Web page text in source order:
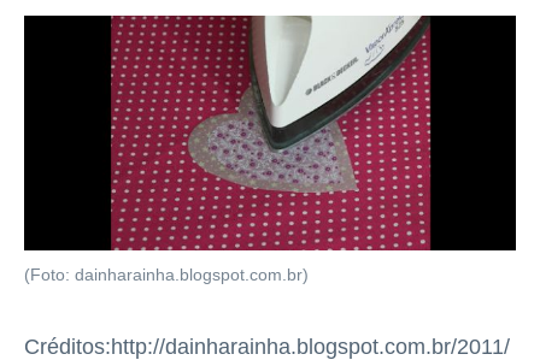
(Foto: dainharainha.blogspot.com.br)
Créditos:http://dainharainha.blogspot.com.br/2011/